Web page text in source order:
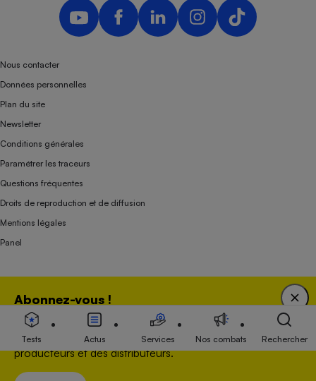
Abonnez-vous !
Bénéficiez d'une expertise unique tout en soutenant
une association 100 % indépendante de l'Etat, des
producteurs et des distributeurs.
Nous contacter
Données personnelles
Plan du site
Newsletter
Conditions générales
Paramétrer les traceurs
Questions fréquentes
Droits de reproduction et de diffusion
Mentions légales
Panel
Association indépendante de l’État, des syndicats, des producteurs et des
distributeurs depuis 1951.
Tests Actus Services Nos combats Rechercher